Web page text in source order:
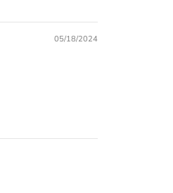
05/18/2024